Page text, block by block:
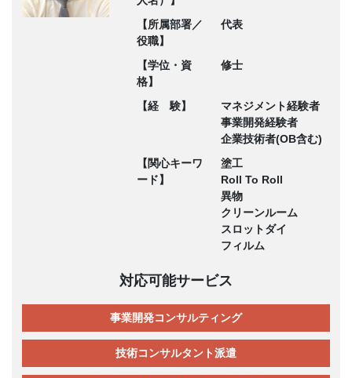
【所属部署／
役職】
代表
【学位・資
格】
修士
【経 験】
マネジメント経験者
事業開発経験者
企業技術者(OB含む)
【関心キーワ
ード】
塗工
Roll To Roll
異物
クリーンルーム
スロットダイ
フィルム
対応可能サービス
事業開発コンサルティング
技術コンサルタント派遣